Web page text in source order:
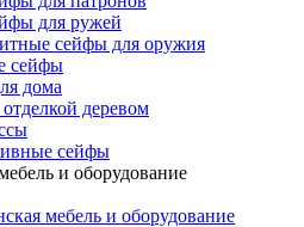
для ружей
сейфы для оружия
сейфы
дома
деревом
сейфы
и оборудование
мебель и оборудование